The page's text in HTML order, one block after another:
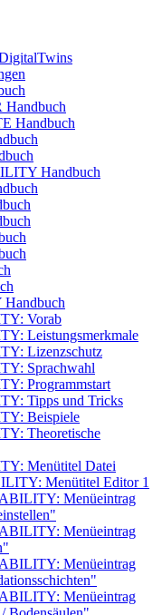
Handbuch
Handbuch
Vorab
Leistungsmerkmale
Lizenzschutz
Sprachwahl
Programmstart
Tipps und Tricks
Beispiele
Theoretische
Menütitel Datei
Menütitel Editor 1
Menüeintrag
Menüeintrag
Menüeintrag
Menüeintrag